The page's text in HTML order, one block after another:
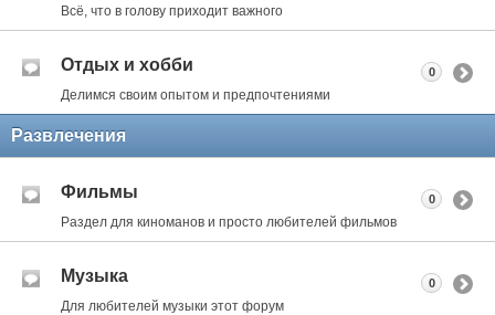
Всё, что в голову приходит важного
Отдых и хобби
Делимся своим опытом и предпочтениями
0
Развлечения
Фильмы
Раздел для киноманов и просто любителей фильмов
0
Музыка
Для любителей музыки этот форум
0